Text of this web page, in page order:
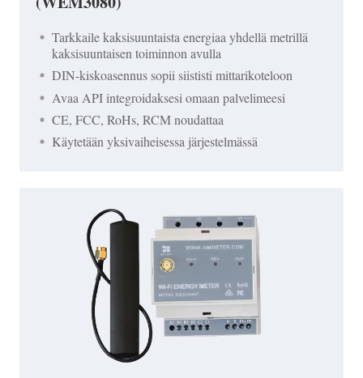
Tarkkaile kaksisuuntaista energiaa yhdellä metrillä
kaksisuuntaisen toiminnon avulla
DIN-kiskoasennus sopii siististi mittarikoteloon
Avaa API integroidaksesi omaan palvelimeesi
CE, FCC, RoHs, RCM noudattaa
Käytetään yksivaiheisessa järjestelmässä